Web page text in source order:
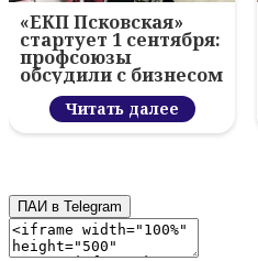
«ЕКП Псковская»
стартует 1 сентября:
профсоюзы
обсудили с бизнесом
новый цифровой
проектЧитать далее
ПАИ в Telegram